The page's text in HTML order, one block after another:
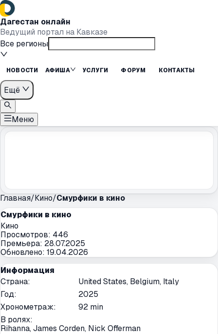
Дагестан онлайн
Ведущий портал на Кавказе
Все регионы
НОВОСТИ АФИША УСЛУГИ ФОРУМ КОНТАКТЫ
Ещё
Меню
Главная/Кино/Смурфики в кино
Смурфики в кино
Кино
Просмотров: 446
Премьера: 28.07.2025
Обновлено: 19.04.2026
Информация
Страна:
United States, Belgium, Italy
Год:
2025
Хронометраж:
92 min
В ролях:
Rihanna, James Corden, Nick Offerman